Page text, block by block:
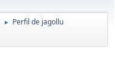
► Perfil de jagollu